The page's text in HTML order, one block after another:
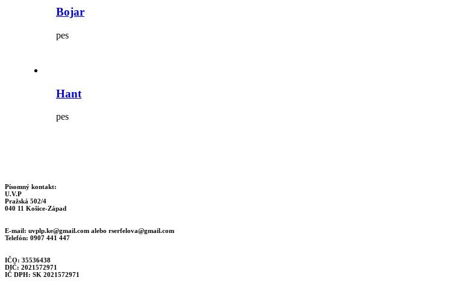
Bojar
pes
Hant
pes
Písomný kontakt:
U.V.P
Pražská 502/4
040 11 Košice-Západ
E-mail: uvplp.ke@gmail.com alebo rserfelova@gmail.com
Telefón: 0907 441 447
IČO: 35536438
DIČ: 2021572971
IČ DPH: SK 2021572971